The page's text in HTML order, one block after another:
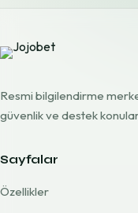
Resmi bilgilendirme
güvenlik ve destek
Sayfalar
Özellikler